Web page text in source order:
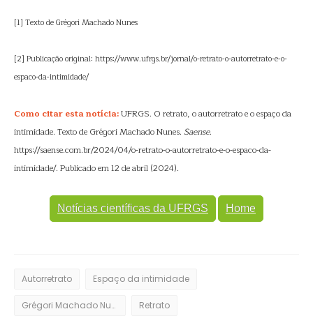
[1] Texto de Grégori Machado Nunes
[2] Publicação original: https://www.ufrgs.br/jornal/o-retrato-o-autorretrato-e-o-
espaco-da-intimidade/
Como citar esta notícia:UFRGS. O retrato, o autorretrato e o espaço da
intimidade. Texto de Grégori Machado Nunes. Saense.
https://saense.com.br/2024/04/o-retrato-o-autorretrato-e-o-espaco-da-
intimidade/. Publicado em 12 de abril (2024).
Notícias científicas da UFRGS Home
Autorretrato Espaço da intimidade
Grégori Machado Nunes Retrato